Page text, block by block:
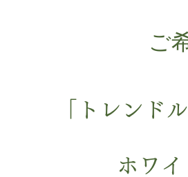
ご
「トレンド
ホワ